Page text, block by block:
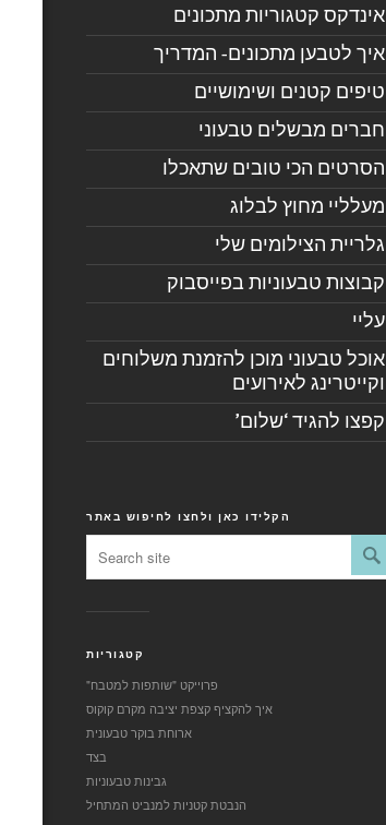
אינדקס קטגוריות מתכונים
איך לטבען מתכונים- המדריך
טיפים קטנים ושימושיים
חברים מבשלים טבעוני
הסרטים הכי טובים שתאכלו
מעלליי מחוץ לבלוג
גלריית הצילומים שלי
קבוצות טבעוניות בפייסבוק
עליי
אוכל טבעוני מוכן להזמנת משלוחים
וקייטרינג לאירועים
קפצו להגיד ‘שלום’
הקלידו כאן ולחצו לחיפוש באתר
קטגוריות
"פרוייקט "שותפות למטבח
איך להקציף קצפת יציבה מקרם קוקוס
ארוחת בוקר טבעונית
בצד
גבינות טבעוניות
הנבטת קטניות למנביט המתחיל